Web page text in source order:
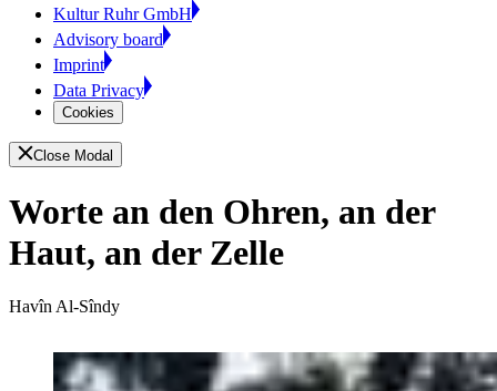
Kultur Ruhr GmbH
Advisory board
Imprint
Data Privacy
Cookies
Close Modal
Worte an den Ohren, an der
Haut, an der Zelle
Havîn Al-Sîndy